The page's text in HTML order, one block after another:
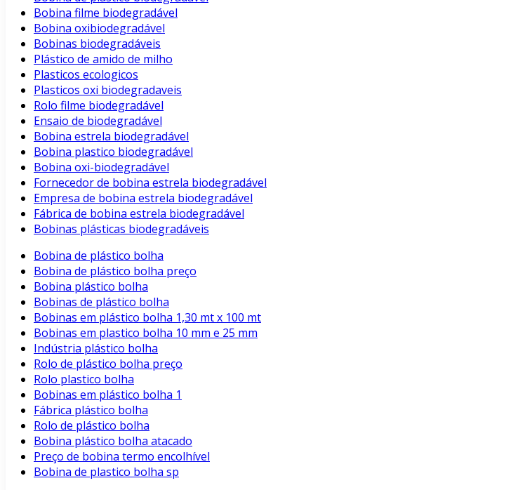
Bobina filme biodegradável
Bobina oxibiodegradável
Bobinas biodegradáveis
Plástico de amido de milho
Plasticos ecologicos
Plasticos oxi biodegradaveis
Rolo filme biodegradável
Ensaio de biodegradável
Bobina estrela biodegradável
Bobina plastico biodegradável
Bobina oxi-biodegradável
Fornecedor de bobina estrela biodegradável
Empresa de bobina estrela biodegradável
Fábrica de bobina estrela biodegradável
Bobinas plásticas biodegradáveis
Bobina de plástico bolha
Bobina de plástico bolha preço
Bobina plástico bolha
Bobinas de plástico bolha
Bobinas em plástico bolha 1,30 mt x 100 mt
Bobinas em plastico bolha 10 mm e 25 mm
Indústria plástico bolha
Rolo de plástico bolha preço
Rolo plastico bolha
Bobinas em plástico bolha 1
Fábrica plástico bolha
Rolo de plástico bolha
Bobina plástico bolha atacado
Preço de bobina termo encolhível
Bobina de plastico bolha sp